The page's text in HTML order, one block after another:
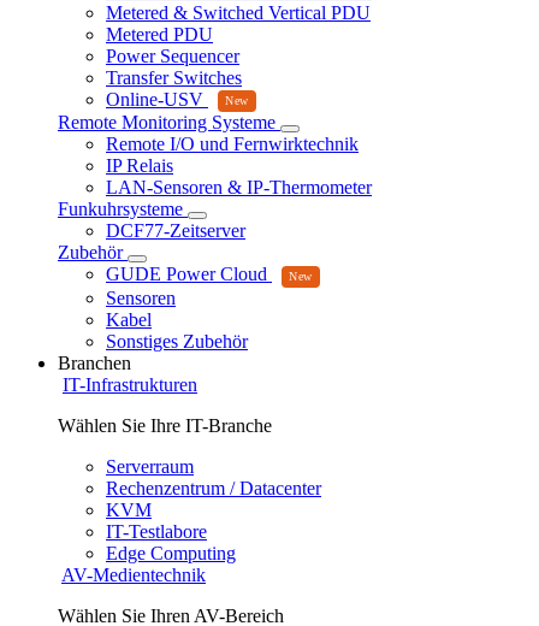
Metered & Switched Vertical PDU
Metered PDU
Power Sequencer
Transfer Switches
Online-USV
Remote Monitoring Systeme
Remote I/O und Fernwirktechnik
IP Relais
LAN-Sensoren & IP-Thermometer
Funkuhrsysteme
DCF77-Zeitserver
Zubehör
GUDE Power Cloud
Sensoren
Kabel
Sonstiges Zubehör
Branchen
IT-Infrastrukturen
Wählen Sie Ihre IT-Branche
Serverraum
Rechenzentrum / Datacenter
KVM
IT-Testlabore
Edge Computing
AV-Medientechnik
Wählen Sie Ihren AV-Bereich